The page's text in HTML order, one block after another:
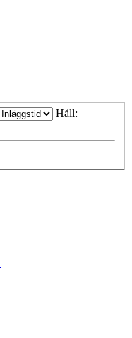
Håll: